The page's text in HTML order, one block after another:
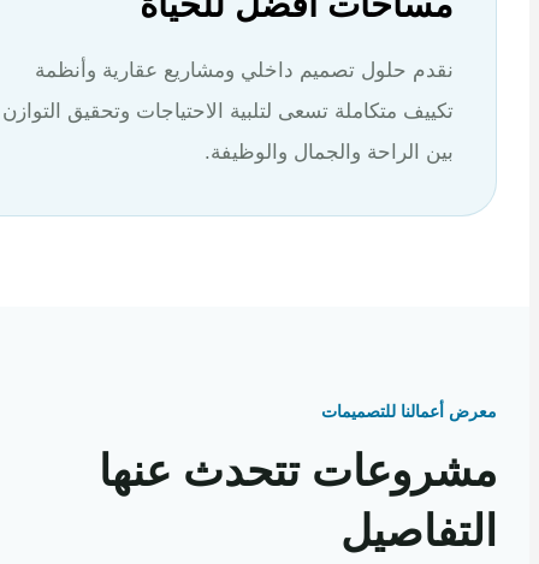
نقدم حلول تصميم داخلي ومشاريع عقارية وأنظمة
تكييف متكاملة تسعى لتلبية الاحتياجات وتحقيق التوازن
بين الراحة والجمال والوظيفة.
أعمالنا للتصميمات
تتحدث عنها